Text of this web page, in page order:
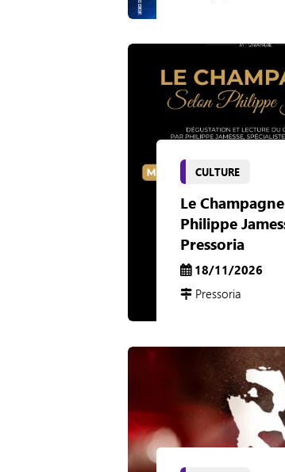
CULTURE
Le
Philippe
Pressoria
18/11/2026
Pressoria